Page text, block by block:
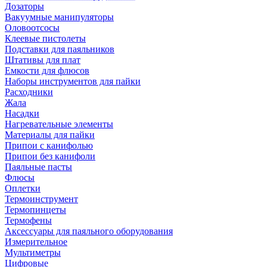
Дозаторы
Вакуумные манипуляторы
Оловоотсосы
Клеевые пистолеты
Подставки для паяльников
Штативы для плат
Емкости для флюсов
Наборы инструментов для пайки
Расходники
Жала
Насадки
Нагревательные элементы
Материалы для пайки
Припои с канифолью
Припои без канифоли
Паяльные пасты
Флюсы
Оплетки
Термоинструмент
Термопинцеты
Термофены
Аксессуары для паяльного оборудования
Измерительное
Мультиметры
Цифровые